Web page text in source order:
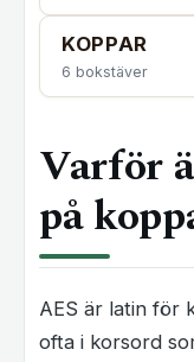
KOPPAR
6 bokstäver
Varför
på
AES är latin för
ofta i korsord